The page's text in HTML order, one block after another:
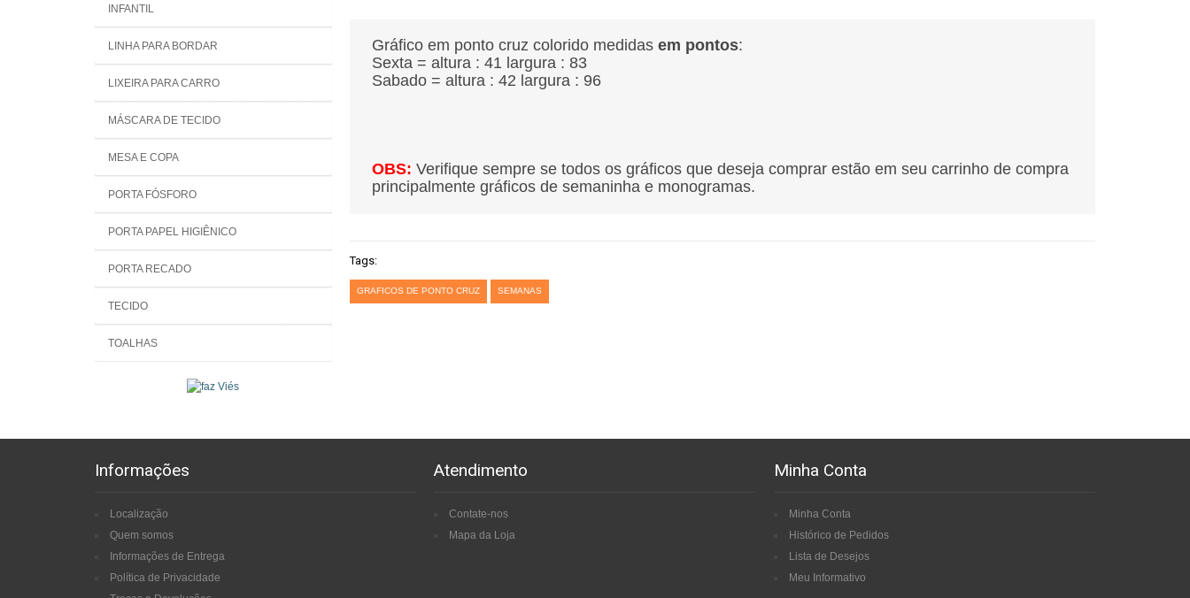
INFANTIL
LINHA PARA BORDAR
LIXEIRA PARA CARRO
MÁSCARA DE TECIDO
MESA E COPA
PORTA FÓSFORO
PORTA PAPEL HIGIÊNICO
PORTA RECADO
TECIDO
TOALHAS
Gráfico em ponto cruz colorido medidas em pontos:
Sexta = altura : 41 largura : 83
Sabado = altura : 42 largura : 96
OBS: Verifique sempre se todos os gráficos que deseja comprar estão em seu carrinho de compra
principalmente gráficos de semaninha e monogramas.
Tags:
GRAFICOS DE PONTO CRUZ SEMANAS
Informações
Localização
Quem somos
Informações de Entrega
Política de Privacidade
Atendimento
Contate-nos
Mapa da Loja
Minha Conta
Minha Conta
Histórico de Pedidos
Lista de Desejos
Meu Informativo